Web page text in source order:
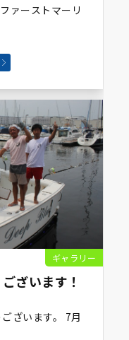
ァーストマーリ
ギャラリー
ざいます！
ざいます。 7月